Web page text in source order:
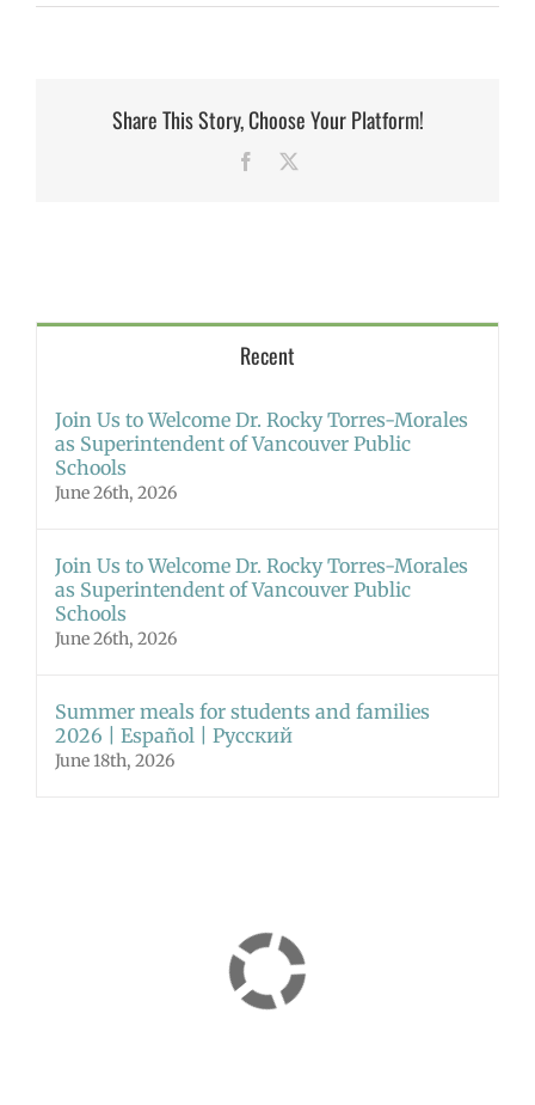
Share This Story, Choose Your Platform!
Facebook
Recent
Join Us to Welcome Dr. Rocky Torres-Morales
as Superintendent of Vancouver Public
Schools
June 26th, 2026
Join Us to Welcome Dr. Rocky Torres-Morales
as Superintendent of Vancouver Public
Schools
June 26th, 2026
Summer meals for students and families
2026 | Español | Русский
June 18th, 2026